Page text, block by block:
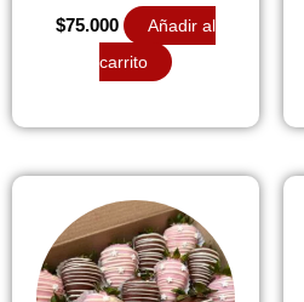
$75.000
Añadir al
carrito